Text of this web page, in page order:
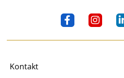
F
a
c
I
n
s
i
Kontakt